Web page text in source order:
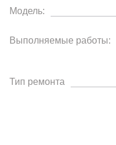
Модель:
Выполняемые работы:
Тип ремонта